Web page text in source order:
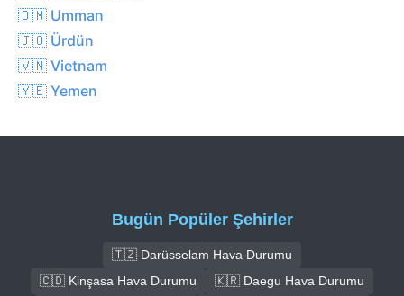
🇴🇲 Umman
🇯🇴 Ürdün
🇻🇳 Vietnam
🇾🇪 Yemen
Bugün Popüler Şehirler
🇹🇿 Darüsselam Hava Durumu
🇨🇩 Kinşasa Hava Durumu
🇰🇷 Daegu Hava Durumu